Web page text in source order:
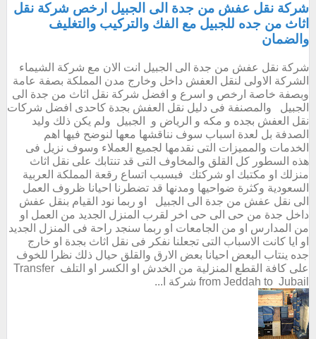
شركة نقل عفش من جدة الى الجبيل ارخص شركة نقل
اثاث من جده للجبيل مع الفك والتركيب والتغليف
والضمان
شركة نقل عفش من جدة الى الجبيل انت الان مع شركة الشيماء
الشركة الاولى لنقل العفش داخل وخارج مدن المملكة بصفة عامة
وبصفة خاصة ارخص و اسرع و افضل شركة نقل اثاث من جدة الى
الجبيل والمصنفة فى دليل نقل العفش بجدة كاحدى افضل شركات
نقل العفش بجده و مكه و الرياض و الجبيل ولم يكن ذلك وليد
الصدفة بل لعدة اسباب سوف نناقشها معها لنوضح فيها اهم
الخدمات والمميزات التى نقدمها لجميع العملاء وسوف نزيل فى
هذه السطور كل القلق والمخاوف التى قد تنتابك على نقل اثاث
منزلك او مكتبك او شركتك فبسبب اتساع رقعة المملكة العربية
السعودية وكثرة ضواحيها ومدنها قد تضطرنا احيانا ظروف العمل
الى نقل عفش من جدة الى الجبيل او ربما نود القيام بنقل عفش
داخل جدة من حى الى حى اخر لقرب المنزل الجديد من العمل او
من المدارس او من الجامعات او ربما سنجد راحة فى المنزل الجديد
او ايا كانت الاسباب التى تجعلنا نفكر فى نقل اثاث بجدة او خارج
جده ينتاب البعض احيانا بعض الارق والقلق حيال ذلك نظرا للخوف
على كافة القطع المنزلية من الخدش او الكسر او التلف Transfer
from Jeddah to Jubail شركة ا...